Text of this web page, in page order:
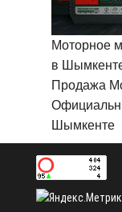
Моторное
в
Продажа
Шымкенте